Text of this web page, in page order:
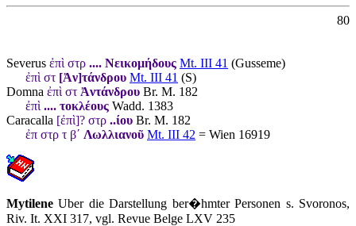
80
Severus ἐπὶ στρ .... Νεικομήδους Mt. III 41 (Gusseme)
ἐπὶ στ [Ἀν]τάνδρου Mt. III 41 (S)
Domna ἐπὶ στ Ἀντάνδρου Br. M. 182
ἐπὶ .... τοκλέους Wadd. 1383
Caracalla [ἐπὶ]? στρ ..ίου Br. M. 182
ἐπ στρ τ βʹ Λωλλιανοῦ Mt. III 42 = Wien 16919
Mytilene Uber die Darstellung ber�hmter Personen s. Svoronos,
Riv. It. XXI 317, vgl. Revue Belge LXV 235